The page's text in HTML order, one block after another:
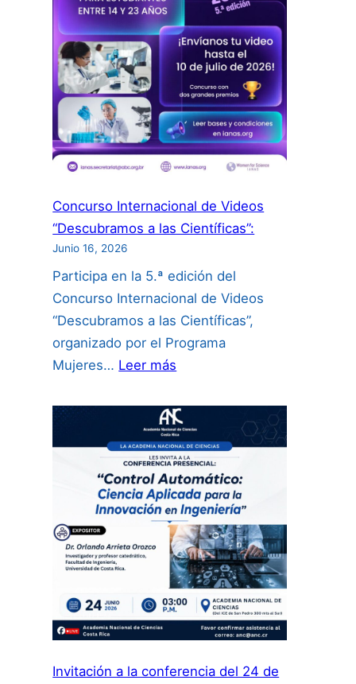
Concurso Internacional de Videos
“Descubramos a las Científicas”:
Junio 16, 2026
Participa en la 5.ª edición del
Concurso Internacional de Videos
“Descubramos a las Científicas”,
organizado por el Programa
Mujeres… Leer más
Internacional
de
Videos
“Descubramos
a
las
Científicas”:
Invitación a la conferencia del 24 de